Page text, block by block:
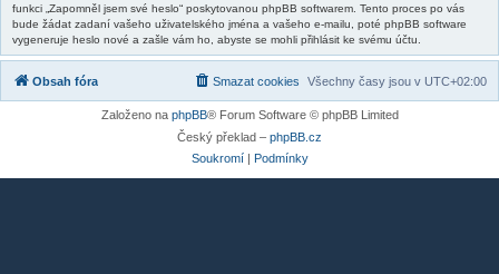
funkci „Zapomněl jsem své heslo“ poskytovanou phpBB softwarem. Tento proces po vás
bude žádat zadaní vašeho uživatelského jména a vašeho e-mailu, poté phpBB software
vygeneruje heslo nové a zašle vám ho, abyste se mohli přihlásit ke svému účtu.
Obsah fóra Všechny časy jsou v UTC+02:00
Smazat cookies
Založeno na phpBB® Forum Software © phpBB Limited
Český překlad – phpBB.cz
Soukromí| Podmínky